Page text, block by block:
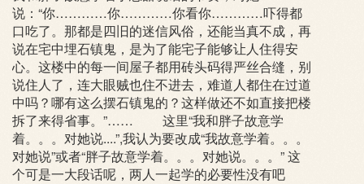
说：“你…………你…………你看你…………吓得都
口吃了。那都是四旧的迷信风俗，还能当真不成，再
说在宅中埋石镇鬼，是为了能宅子能够让人住得安
心。这楼中的每一间屋子都用砖头码得严丝合缝，别
说住人了，连大眼贼也住不进去，难道人都住在过道
中吗？哪有这么摆石镇鬼的？这样做还不如直接把楼
拆了来得省事。”…… 这里“我和胖子故意学
着。。。对她说....”,我认为要改成“我故意学着。。。
对她说”或者“胖子故意学着。。。对她说。。。” 这
个可是一大段话呢，两人一起学的必要性没有吧